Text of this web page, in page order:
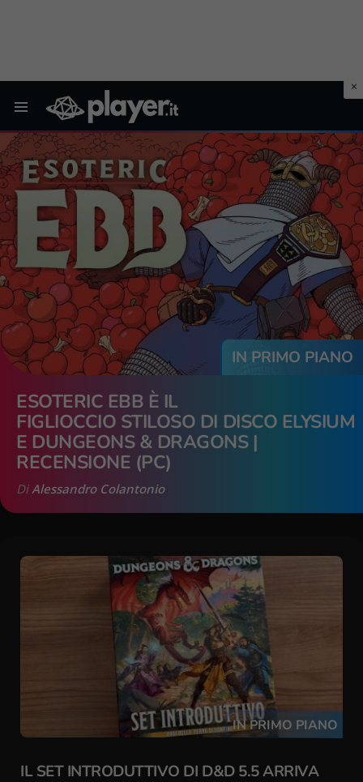
IN PRIMO PIANO
ESOTERIC EBB È IL
FIGLIOCCIO STILOSO DI DISCO ELYSIUM
E DUNGEONS & DRAGONS |
RECENSIONE (PC)
Di Alessandro Colantonio
IN PRIMO PIANO
IL SET INTRODUTTIVO DI D&D 5.5 ARRIVA